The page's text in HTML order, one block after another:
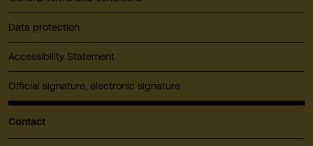
Data protection
Accessibility Statement
Official signature, electronic signature
Contact